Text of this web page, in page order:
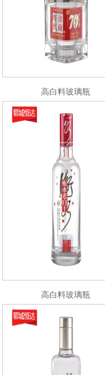
高白料玻璃瓶
高白料玻璃瓶